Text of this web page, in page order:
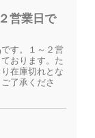
営業日で
す。１～２営
おります。た
在庫切れとな
了承くださ